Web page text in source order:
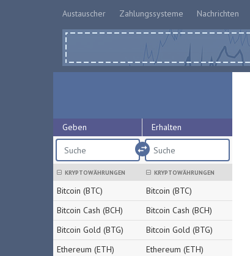
Austauscher Zahlungssysteme Nachrichten
Geben Erhalten
import_export
KRYPTOWÄHRUNGEN
Bitcoin (BTC)
Bitcoin Cash (BCH)
Bitcoin Gold (BTG)
Ethereum (ETH)
KRYPTOWÄHRUNGEN
Bitcoin (BTC)
Bitcoin Cash (BCH)
Bitcoin Gold (BTG)
Ethereum (ETH)